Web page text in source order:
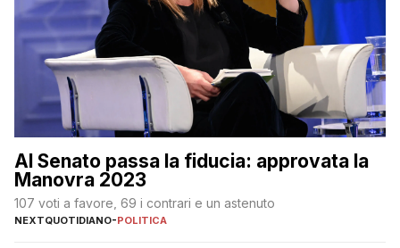
Al Senato passa la fiducia: approvata la
Manovra 2023
107 voti a favore, 69 i contrari e un astenuto
NEXTQUOTIDIANO-POLITICA